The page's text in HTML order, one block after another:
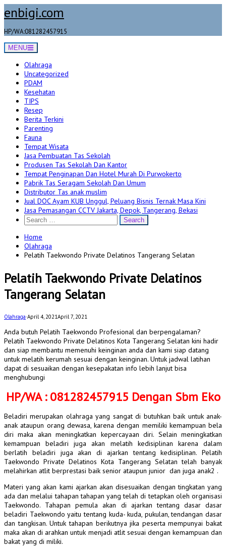
to
enbigi.com
HP/WA:081282457915
MENU
Olahraga
Uncategorized
PDAM
Kesehatan
TIPS
Resep
Berita Terkini
Parenting
Fauna
Tempat Wisata
Jasa Pembuatan Tas Sekolah
Produsen Tas Sekolah Dan Kantor
Tempat Penginapan Dan Hotel Murah Di Purwokerto
Pabrik Tas Seragam Sekolah Dan Umum
Distributor Tas anak muslim
Jual DOC Ayam KUB Unggul, Peluang Bisnis Ternak Masa Kini
Jasa Pemasangan CCTV Jakarta, Depok, Tangerang, Bekasi
Search
for:
Home
Olahraga
Pelatih Taekwondo Private Delatinos Tangerang Selatan
Pelatih Taekwondo Private Delatinos
Tangerang Selatan
Olahraga·April 4, 2021April 7, 2021
Anda butuh Pelatih Taekwondo Profesional dan berpengalaman?
Pelatih Taekwondo Private Delatinos Kota Tangerang Selatan kini hadir
dan siap membantu memenuhi keinginan anda dan kami siap datang
untuk melatih kerumah sesuai dengan keinginan. Untuk jadwal latihan
dapat di sesuaikan dengan kesepakatan info lebih lanjut bisa
menghubungi
HP/WA : 081282457915 Dengan Sbm Eko
Beladiri merupakan olahraga yang sangat di butuhkan baik untuk anak-
anak ataupun orang dewasa, karena dengan memiliki kemampuan bela
diri maka akan meningkatkan kepercayaan diri. Selain meningkatkan
kemampuan beladiri juga akan melatih kedisiplinan karena dalam
berlatih beladiri juga akan di ajarkan tentang kedisiplinan. Pelatih
Taekwondo Private Delatinos Kota Tangerang Selatan telah banyak
melahirkan atlit berprestasi baik senior ataupun junior dan juga anak2 .
Materi yang akan kami ajarkan akan disesuaikan dengan tingkatan yang
ada dan melalui tahapan tahapan yang telah di tetapkan oleh organisasi
Taekwondo. Tahapan pemula akan di ajarkan tentang dasar dasar
beladiri Taekwondo yaitu tentang kuda- kuda, pukulan, tendangan dasar
dan tangkisan. Untuk tahapan berikutnya jika peserta mempunyai bakat
maka akan di arahkan untuk menjadi atlit sesuai dengan kemampuan dan
bakat yang di miliki.